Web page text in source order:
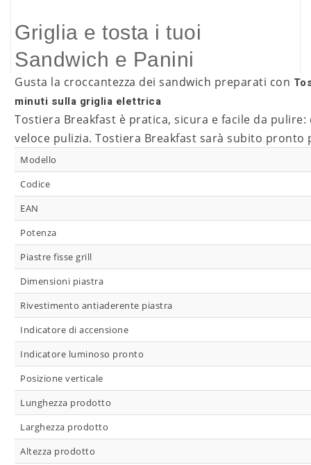
Griglia e tosta i tuoi
Sandwich e Panini
Gusta la croccantezza dei sandwich preparati con
minuti sulla griglia elettrica
Tostiera Breakfast è pratica, sicura e facile da
veloce pulizia. Tostiera Breakfast sarà subito pronto
Modello
Codice
EAN
Potenza
Piastre fisse grill
Dimensioni piastra
Rivestimento antiaderente piastra
Indicatore di accensione
Indicatore luminoso pronto
Posizione verticale
Lunghezza prodotto
Larghezza prodotto
Altezza prodotto